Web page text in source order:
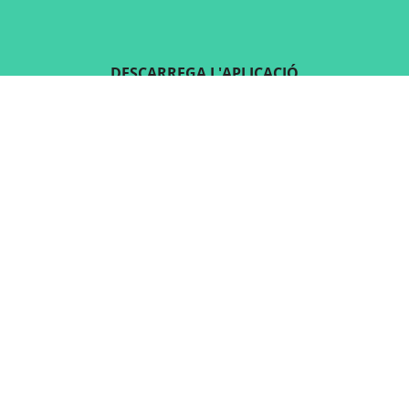
DESCARREGA L'APLICACIÓ